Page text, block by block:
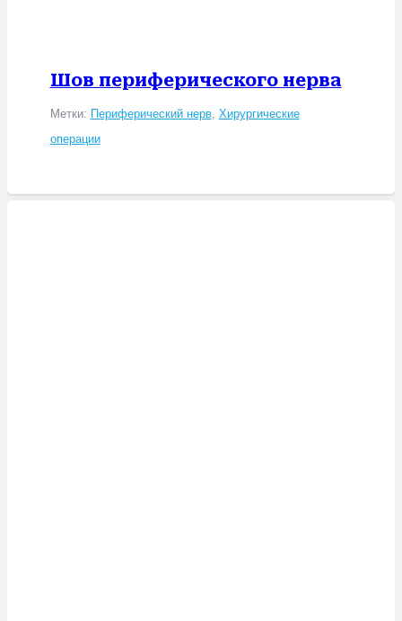
Шов периферического нерва
Метки: Периферический нерв, Хирургические
операции